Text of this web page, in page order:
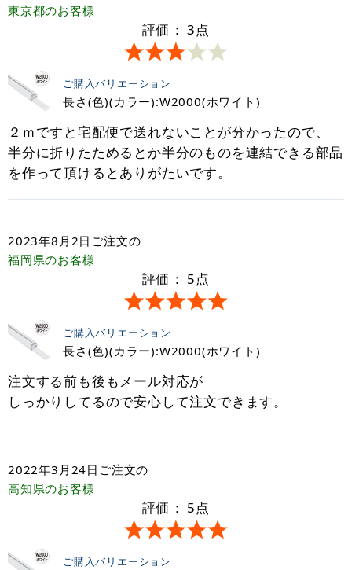
東京都のお客様
評価： 3点
ご購入バリエーション
長さ(色)(カラー):W2000(ホワイト)
２ｍですと宅配便で送れないことが分かったので、
半分に折りたためるとか半分のものを連結できる部品
を作って頂けるとありがたいです。
2023年8月2日 ご注文の
福岡県のお客様
評価： 5点
ご購入バリエーション
長さ(色)(カラー):W2000(ホワイト)
注文する前も後もメール対応が
しっかりしてるので安心して注文できます。
2022年3月24日 ご注文の
高知県のお客様
評価： 5点
ご購入バリエーション